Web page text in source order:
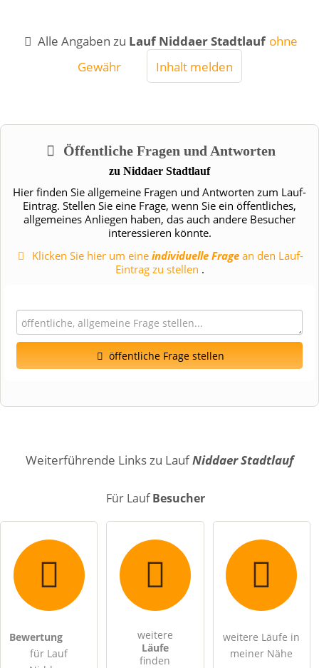
Alle Angaben zu Lauf Niddaer Stadtlauf ohne
Gewähr
Inhalt melden
Öffentliche Fragen und Antworten
zu Niddaer Stadtlauf
Hier finden Sie allgemeine Fragen und Antworten zum Lauf-
Eintrag. Stellen Sie eine Frage, wenn Sie ein öffentliches,
allgemeines Anliegen haben, das auch andere Besucher
interessieren könnte.
Klicken Sie hier um eineindividuelle Frage an den Lauf-
Eintrag zu stellen .
öffentliche Frage stellen
Name
Hiermit akzeptiere ich dieAGB
Weiterführende Links zu LaufNiddaer Stadtlauf
Für LaufBesucher
Bewertung
für Lauf
weitere
Läufe
finden
weitere Läufe in
meiner Nähe